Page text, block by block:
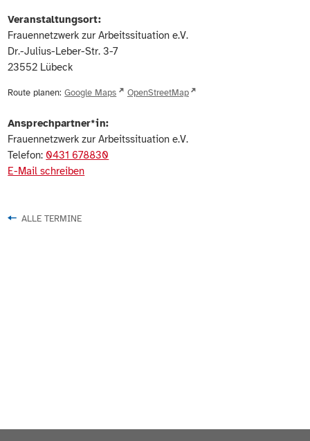
Veranstaltungsort:
Frauennetzwerk zur Arbeitssituation e.V.
Dr.-Julius-Leber-Str. 3-7
23552 Lübeck
Route planen: Google Maps OpenStreetMap
Ansprechpartner*in:
Frauennetzwerk zur Arbeitssituation e.V.
Telefon: 0431 678830
E-Mail schreiben
ALLE TERMINE